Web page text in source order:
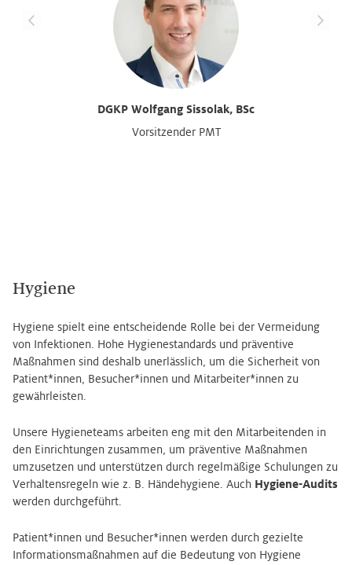
DGKP Wolfgang Sissolak, BSc
Vorsitzender PMT
Hygiene
Hygiene spielt eine entscheidende Rolle bei der Vermeidung
von Infektionen. Hohe Hygienestandards und präventive
Maßnahmen sind deshalb unerlässlich, um die Sicherheit von
Patient*innen, Besucher*innen und Mitarbeiter*innen zu
gewährleisten.
Unsere Hygieneteams arbeiten eng mit den Mitarbeitenden in
den Einrichtungen zusammen, um präventive Maßnahmen
umzusetzen und unterstützen durch regelmäßige Schulungen zu
Verhaltensregeln wie z. B. Händehygiene. Auch Hygiene-Audits
werden durchgeführt.
Patient*innen und Besucher*innen werden durch gezielte
Informationsmaßnahmen auf die Bedeutung von Hygiene